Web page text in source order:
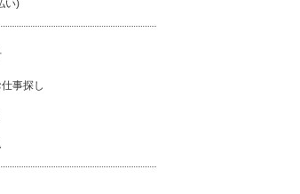
い)
事探し